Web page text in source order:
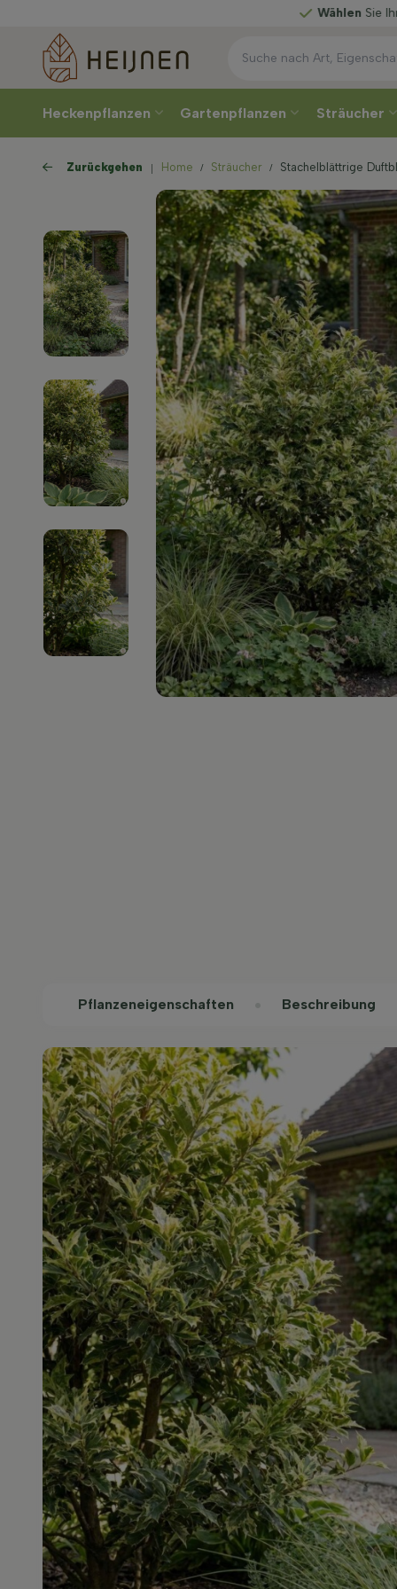
Sie Ihre Lieferwoche
Heckenpflanzen Gartenpflanzen Sträucher
Zurückgehen Home Sträucher Stachelblättrige
Pflanzeneigenschaften Beschreibung